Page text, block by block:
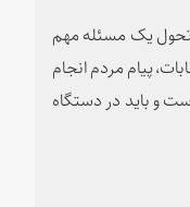
یک مسئله مهم
پیام مردم انجام
و باید در دستگاه